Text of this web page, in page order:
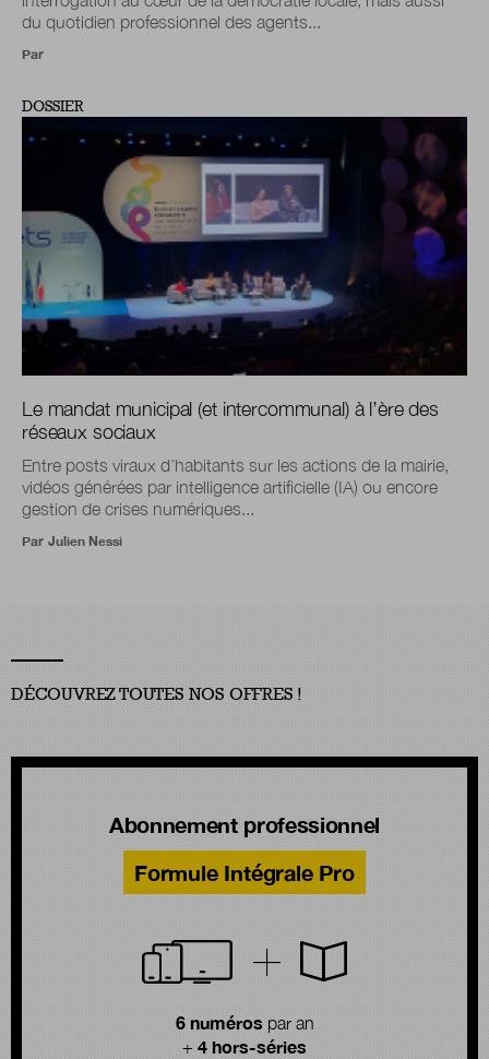
du quotidien professionnel des agents...
Par
DOSSIER
Le mandat municipal (et intercommunal) à l’ère des
réseaux sociaux
Entre posts viraux d’habitants sur les actions de la mairie,
vidéos générées par intelligence artificielle (IA) ou encore
gestion de crises numériques...
Par Julien Nessi
DÉCOUVREZ TOUTES NOS OFFRES !
Abonnement professionnel
Formule Intégrale Pro
6 numéros par an
+ 4 hors-séries